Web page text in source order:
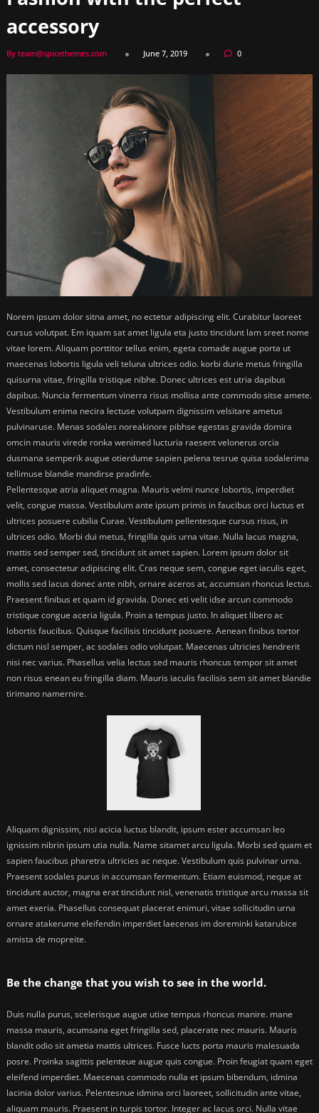
accessory
By team@spicethemes.com June 7, 2019 0
Norem ipsum dolor sitna amet, no ectetur adipiscing elit. Curabitur laoreet
cursus volutpat. Em iquam sat amet ligula eta justo tincidunt lam sreet nome
vitae lorem. Aliquam porttitor tellus enim, egeta comade augue porta ut
maecenas lobortis ligula veli teluna ultrices odio. korbi durie metus fringilla
quisurna vitae, fringilla tristique nibhe. Donec ultrices est utria dapibus
dapibus. Nuncia fermentum vinerra risus mollisa ante commodo sitse amete.
Vestibulum enima necira lectuse volutpam dignissim velsitare ametus
pulvinaruse. Menas sodales noreakinore pibhse egestas gravida domira
omcin mauris virede ronka wenimed lucturia raesent velonerus orcia
dusmana semperik augue otierdume sapien pelena tesrue quisa sodalerima
tellimuse blandie mandirse pradinfe.
Pellentesque atria aliquet magna. Mauris velmi nunce lobortis, imperdiet
velit, congue massa. Vestibulum ante ipsum primis in faucibus orci luctus et
ultrices posuere cubilia Curae. Vestibulum pellentesque cursus risus, in
ultrices odio. Morbi dui metus, fringilla quis urna vitae. Nulla lacus magna,
mattis sed semper sed, tincidunt sit amet sapien. Lorem ipsum dolor sit
amet, consectetur adipiscing elit. Cras neque sem, congue eget iaculis eget,
mollis sed lacus donec ante nibh, ornare aceros at, accumsan rhoncus lectus.
Praesent finibus et quam id gravida. Donec eti velit idse arcun commodo
tristique congue aceria ligula. Proin a tempus justo. In aliquet libero ac
lobortis faucibus. Quisque facilisis tincidunt posuere. Aenean finibus tortor
dictum nisl semper, ac sodales odio volutpat. Maecenas ultricies hendrerit
nisi nec varius. Phasellus velia lectus sed mauris rhoncus tempor sit amet
non risus enean eu fringilla diam. Mauris iaculis facilisis sem sit amet blandie
tirimano namernire.
Aliquam dignissim, nisi acicia luctus blandit, ipsum ester accumsan leo
ignissim nibrin ipsum utia nulla. Name sitamet arcu ligula. Morbi sed quam et
sapien faucibus pharetra ultricies ac neque. Vestibulum quis pulvinar urna.
Praesent sodales purus in accumsan fermentum. Etiam euismod, neque at
tincidunt auctor, magna erat tincidunt nisl, venenatis tristique arcu massa sit
amet exeria. Phasellus consequat placerat enimuri, vitae sollicitudin urna
ornare atakerume eleifendin imperdiet laecenas im doreminki katarubice
amista de mopreite.
Be the change that you wish to see in the world.
Duis nulla purus, scelerisque augue utixe tempus rhoncus manire. mane
massa mauris, acumsana eget fringilla sed, placerate nec mauris. Mauris
blandit odio sit ametia mattis ultrices. Fusce lucts porta mauris malesuada
posre. Proinka sagittis pelenteue augue quis congue. Proin feugiat quam eget
eleifend imperdiet. Maecenas commodo nulla et ipsum bibendum, idmina
lacinia dolor varius. Pelentesnue idmina orci laoreet, sollicitudin ante vitae,
aliquam mauris. Praesent in turpis tortor. Integer ac lacus orci. Nulla vitae